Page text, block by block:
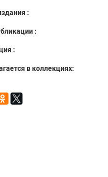
:
:
:
в коллекциях: